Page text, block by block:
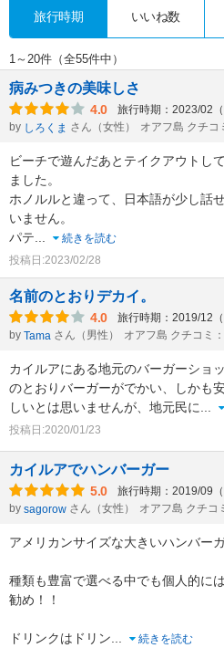
旅行時期 いいね数
1～20件（全55件中）
病みつきの美味しさ
4.0 旅行時期：2023/02（
by しろくま さん（女性） オアフ島 クチコ
ビーチで遊んだあとテイクアウトし
ました。
ホノルルと違って、日本語が少し話
いません。
パテ...
続きを読む
投稿日:2023/02/28
名前のとおりデカイ。
4.0 旅行時期：2019/12（
by Tama さん（男性） オアフ島 クチコミ
カイルアにある地元のバーガーショ
のとおりバーガーがでかい、しかも
しいとは思いませんが、地元民に...
投稿日:2020/01/23
カイルアでハンバーガー
5.0 旅行時期：2019/09（
by sagorow さん（女性） オアフ島 クチコ
アメリカンサイズな大きいハンバー
種類も豊富で選べる中でも個人的に
勧め！！
ドリンクはドリン...
続きを読む